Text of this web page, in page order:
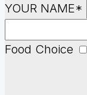
YOUR NAME*
Food Choice